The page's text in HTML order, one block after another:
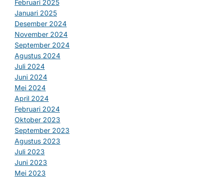
Februari 2025
Januari 2025
Desember 2024
November 2024
September 2024
Agustus 2024
Juli 2024
Juni 2024
Mei 2024
April 2024
Februari 2024
Oktober 2023
September 2023
Agustus 2023
Juli 2023
Juni 2023
Mei 2023